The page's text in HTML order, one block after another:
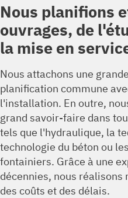
Nous planifions
ouvrages, de
la mise en
Nous attachons une
planification commune
l'installation. En outre,
grand savoir-faire dans
tels que l'hydraulique, la
technologie du béton ou
fontainiers. Grâce à une
décennies, nous réalisons
des coûts et des délais.